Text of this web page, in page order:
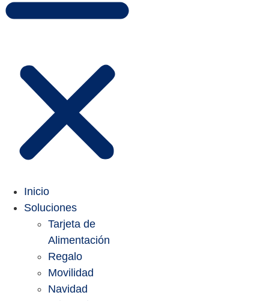
Inicio
Soluciones
Tarjeta de
Alimentación
Regalo
Movilidad
Navidad